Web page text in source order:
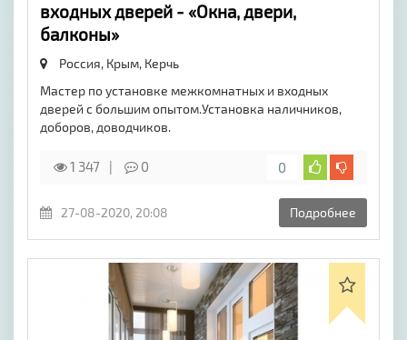
входных дверей - «Окна, двери,
балконы»
Россия, Крым, Керчь
Мастер по установке межкомнатных и входных
дверей с большим опытом.Установка наличников,
доборов, доводчиков.
1 347 0 0
27-08-2020, 20:08 Подробнее